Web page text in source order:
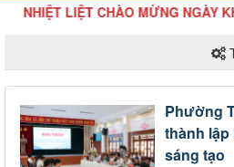
LIỆT CHÀO MỪNG NGÀY KHOA
Phường
thành
sáng tạo